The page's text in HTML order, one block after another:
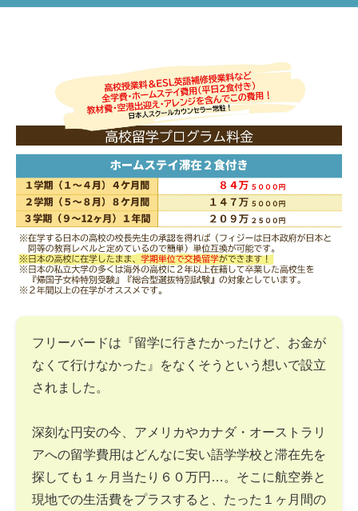
フリーバードは『留学に行きたかったけど、お金が
なくて行けなかった』をなくそうという想いで設立
されました。
深刻な円安の今、アメリカやカナダ・オーストラリ
アへの留学費用はどんなに安い語学学校と滞在先を
探しても１ヶ月当たり６０万円…。そこに航空券と
現地での生活費をプラスすると、たった１ヶ月間の